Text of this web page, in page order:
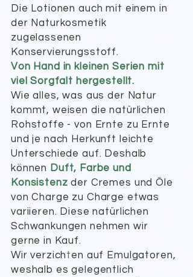
Die Lotionen auch mit einem in
der Naturkosmetik
zugelassenen
Konservierungsstoff.
Von Hand in kleinen Serien mit
viel Sorgfalt hergestellt.
Wie alles, was aus der Natur
kommt, weisen die natürlichen
Rohstoffe - von Ernte zu Ernte
und je nach Herkunft leichte
Unterschiede auf. Deshalb
können Duft, Farbe und
Konsistenz der Cremes und Öle
von Charge zu Charge etwas
variieren. Diese natürlichen
Schwankungen nehmen wir
gerne in Kauf.
Wir verzichten auf Emulgatoren,
weshalb es gelegentlich